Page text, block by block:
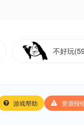
不好玩
游戏帮助 资源报